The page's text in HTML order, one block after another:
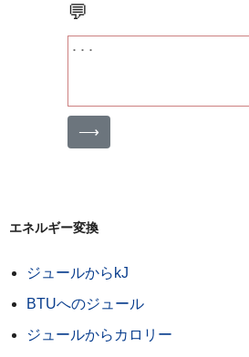
💬
⟶
エネルギー変換
ジュールからkJ
BTUへのジュール
ジュールからカロリー